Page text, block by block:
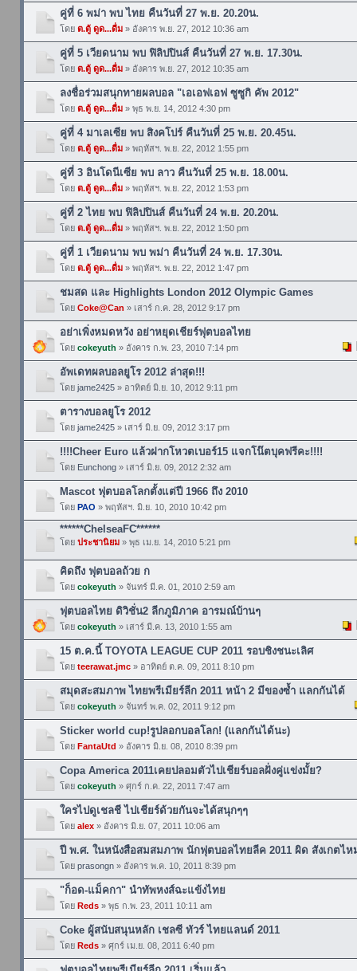
คู่ที่ 6 พม่า พบ ไทย คืนวันที่ 27 พ.ย. 20.20น.
โดย ต.ตู้ ดูด...ดื่ม» อังคาร พ.ย. 27, 2012 10:36 am
คู่ที่ 5 เวียดนาม พบ ฟิลิปปินส์ คืนวันที่ 27 พ.ย. 17.30น.
โดย ต.ตู้ ดูด...ดื่ม» อังคาร พ.ย. 27, 2012 10:35 am
ลงชื่อร่วมสนุกทายผลบอล "เอเอฟเอฟ ซูซูกิ คัพ 2012"
โดย ต.ตู้ ดูด...ดื่ม» พุธ พ.ย. 14, 2012 4:30 pm
คู่ที่ 4 มาเลเซีย พบ สิงคโปร์ คืนวันที่ 25 พ.ย. 20.45น.
โดย ต.ตู้ ดูด...ดื่ม» พฤหัสฯ. พ.ย. 22, 2012 1:55 pm
คู่ที่ 3 อินโดนีเซีย พบ ลาว คืนวันที่ 25 พ.ย. 18.00น.
โดย ต.ตู้ ดูด...ดื่ม» พฤหัสฯ. พ.ย. 22, 2012 1:53 pm
คู่ที่ 2 ไทย พบ ฟิลิปปินส์ คืนวันที่ 24 พ.ย. 20.20น.
โดย ต.ตู้ ดูด...ดื่ม» พฤหัสฯ. พ.ย. 22, 2012 1:50 pm
คู่ที่ 1 เวียดนาม พบ พม่า คืนวันที่ 24 พ.ย. 17.30น.
โดย ต.ตู้ ดูด...ดื่ม» พฤหัสฯ. พ.ย. 22, 2012 1:47 pm
ชมสด และ Highlights London 2012 Olympic Games
โดย Coke@Can » เสาร์ ก.ค. 28, 2012 9:17 pm
อย่าเพิ่งหมดหวัง อย่าหยุดเชียร์ฟุตบอลไทย
โดย cokeyuth » อังคาร ก.พ. 23, 2010 7:14 pm
อัพเดทผลบอลยูโร 2012 ล่าสุด!!!
โดย jame2425» อาทิตย์ มิ.ย. 10, 2012 9:11 pm
ตารางบอลยูโร 2012
โดย jame2425» เสาร์ มิ.ย. 09, 2012 3:17 pm
!!!!Cheer Euro แล้วฝากโหวตเบอร์15 แจกโน๊ตบุคฟรีคะ!!!!
โดย Eunchong» เสาร์ มิ.ย. 09, 2012 2:32 am
Mascot ฟุตบอลโลกตั้งแต่ปี 1966 ถึง 2010
โดย PAO » พฤหัสฯ. มิ.ย. 10, 2010 10:42 pm
******ChelseaFC******
โดย ประชานิยม» พุธ เม.ย. 14, 2010 5:21 pm
คิดถึง ฟุตบอลถ้วย ก
โดย cokeyuth » จันทร์ มี.ค. 01, 2010 2:59 am
ฟุตบอลไทย ดิวิชั่น2 ลีกภูมิภาค อารมณ์บ้านๆ
โดย cokeyuth » เสาร์ มี.ค. 13, 2010 1:55 am
15 ต.ค.นี้ TOYOTA LEAGUE CUP 2011 รอบชิงชนะเลิศ
โดย teerawat.jmc» อาทิตย์ ต.ค. 09, 2011 8:10 pm
สมุดสะสมภาพ ไทยพรีเมียร์ลีก 2011 หน้า 2 มีของซ้ำ แลกกันได้
โดย cokeyuth » จันทร์ พ.ค. 02, 2011 9:12 pm
Sticker world cup!รูปลอกบอลโลก! (แลกกันได้นะ)
โดย FantaUtd » อังคาร มิ.ย. 08, 2010 8:39 pm
Copa America 2011เคยปลอมตัวไปเชียร์บอลฝั่งคู่แข่งมั้ย?
โดย cokeyuth » ศุกร์ ก.ค. 22, 2011 7:47 am
ใครไปดูเชลชี ไปเชียร์ด้วยกันจะได้สนุกๆๆ
โดย alex» อังคาร มิ.ย. 07, 2011 10:06 am
ปี พ.ศ. ในหนังสือสมสมภาพ นักฟุตบอลไทยลีค 2011 ผิด สังเกตไห
โดย prasongn» อังคาร พ.ค. 10, 2011 8:39 pm
"ก็อด-แม็คกา" นำทัพหงส์ฉะแข้งไทย
โดย Reds» พุธ ก.พ. 23, 2011 10:11 am
Coke ผู้สนับสนุนหลัก เชลซี ทัวร์ ไทยแลนด์ 2011
โดย Reds» ศุกร์ เม.ย. 08, 2011 6:40 pm